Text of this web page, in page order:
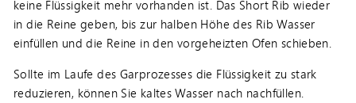
keine Flüssigkeit mehr vorhanden ist. Das Short Rib wieder
in die Reine geben, bis zur halben Höhe des Rib Wasser
einfüllen und die Reine in den vorgeheizten Ofen schieben.
Sollte im Laufe des Garprozesses die Flüssigkeit zu stark
reduzieren, können Sie kaltes Wasser nach nachfüllen.